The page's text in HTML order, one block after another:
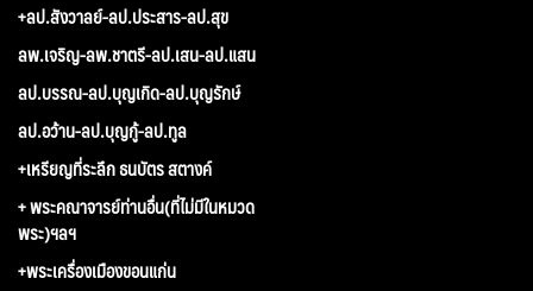
+ลป.สังวาลย์-ลป.ประสาร-ลป.สุข
ลพ.เจริญ-ลพ.ชาตรี-ลป.เสน-ลป.แสน
ลป.บรรณ-ลป.บุญเกิด-ลป.บุญรักษ์
ลป.อว้าน-ลป.บุญกู้-ลป.ทูล
+เหรียญที่ระลึก ธนบัตร สตางค์
+ พระคณาจารย์ท่านอื่น(ที่ไม่มีในหมวด
พระ)ฯลฯ
+พระเครื่องเมืองขอนแก่น